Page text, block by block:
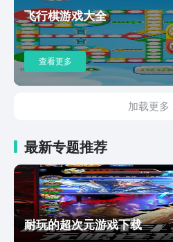
飞行棋游戏大全
查看更多
加载更多
最新专题推荐
耐玩的超次元游戏下载